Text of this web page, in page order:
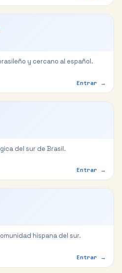
y cercano al español.
Entrar →
del sur de Brasil.
Entrar →
hispana del sur.
Entrar →